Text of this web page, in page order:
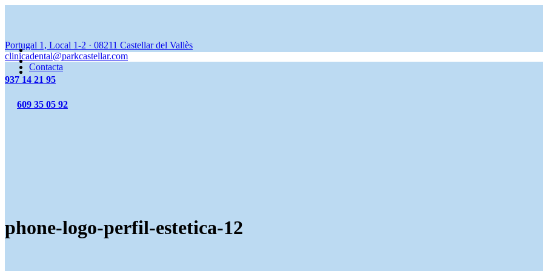
Portugal 1, Local 1-2 · 08211 Castellar del Vallès
clinicadental@parkcastellar.com
937 14 21 95
609 35 05 92
Contacta
phone-logo-perfil-estetica-12